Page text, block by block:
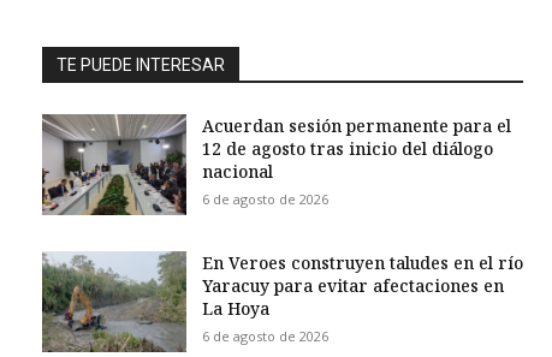
TE PUEDE INTERESAR
Acuerdan sesión permanente para el
12 de agosto tras inicio del diálogo
nacional
6 de agosto de 2026
En Veroes construyen taludes en el río
Yaracuy para evitar afectaciones en
La Hoya
6 de agosto de 2026